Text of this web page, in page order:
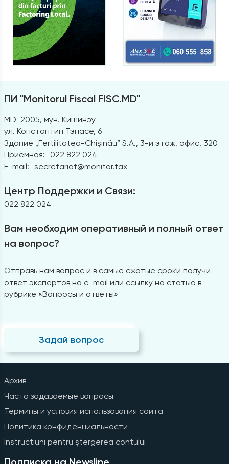
ПИ "Monitorul Fiscal FISC.MD"
MD-2005, мун. Кишинэу
ул. Константин Тэнасе, 6
Здание „Fertilitatea-Chișinău” S.A., 3-й этаж, офис. 320
Приемная:
022 822 024
E-mail: secretariat@monitor.tax
Центр Поддержки и Связи:
022 822 024
Вам необходим оперативный и полный ответ
на вопрос?
Отправь нам вопрос и в самые сжатые сроки получи
ответ экспертов на e-mail или ссылку на статью в
рубрике «Вопросы и ответы»
Задай вопрос
Архив
Часто задаваемые вопросы
Термины и условия использования сайта
Политика конфиденциальности
Instrucțiuni pentru ștergerea contului